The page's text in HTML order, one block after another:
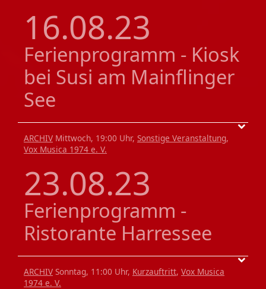
16.08.23
Ferienprogramm - Kiosk
bei Susi am Mainflinger
See
ARCHIV Mittwoch, 19:00 Uhr, Sonstige Veranstaltung,
Vox Musica 1974 e. V.
23.08.23
Ferienprogramm -
Ristorante Harressee
ARCHIV Sonntag, 11:00 Uhr, Kurzauftritt, Vox Musica
1974 e. V.